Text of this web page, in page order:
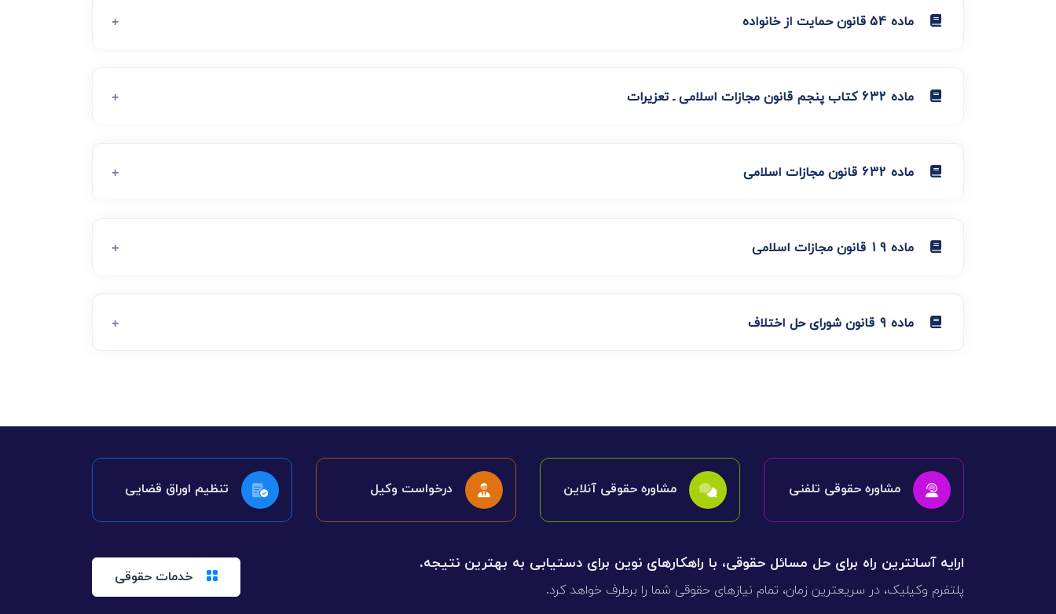
ماده 54 قانون حمایت از خانواده
ماده 632 کتاب پنجم قانون مجازات اسلامی ـ تعزیرات
ماده 632 قانون مجازات اسلامی
ماده 19 قانون مجازات اسلامی
ماده 9 قانون شورای حل اختلاف
مشاوره حقوقی تلفنی مشاوره حقوقی آنلاین درخواست وکیل تنظیم اوراق قضایی
ارایه آسانترین راه برای حل مسائل حقوقی، با راهکارهای نوین برای دستیابی به بهترین نتیجه.
پلتفرم وکیلیک، در سریعترین زمان، تمام نیازهای حقوقی شما را برطرف خواهد کرد.
خدمات حقوقی